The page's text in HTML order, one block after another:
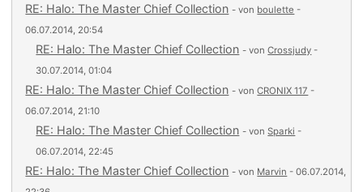
RE: Halo: The Master Chief Collection - von boulette -
06.07.2014, 20:54
RE: Halo: The Master Chief Collection - vonCrossjudy -
30.07.2014, 01:04
RE: Halo: The Master Chief Collection - vonCRONIX 117 -
06.07.2014, 21:10
RE: Halo: The Master Chief Collection - vonSparki -
06.07.2014, 22:45
RE: Halo: The Master Chief Collection - von Marvin - 06.07.2014,